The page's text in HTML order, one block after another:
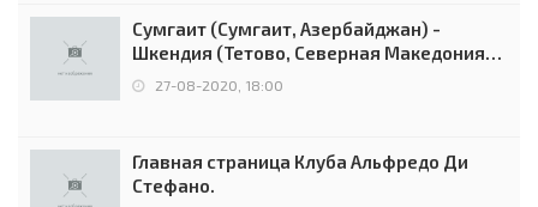
Сумгаит (Сумгаит, Азербайджан) -
Шкендия (Тетово, Северная Македония) -
0:2 (0:0)
27-08-2020, 18:00
Главная страница Клуба Альфредо Ди
Стефано.